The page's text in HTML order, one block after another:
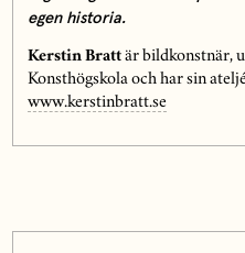
egen historia.
Kerstin Brattär bildkonstnär,
Konsthögskola och har sin
www.kerstinbratt.se